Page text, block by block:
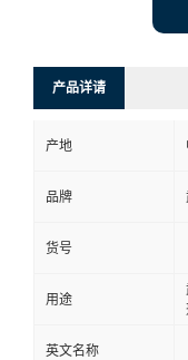
产品详请
产地
品牌
货号
用途
英文名称